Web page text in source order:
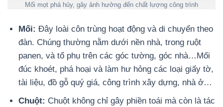
Mối mọt phá hủy, gây ảnh hưởng đến chất lượng công trình
Mối:Đây loài côn trùng hoạt động và di chuyển theo
đàn. Chúng thường nằm dưới nền nhà, trong ruột
panen, và tổ phụ trên các góc tường, góc nhà…Mối
đúc khoét, phá hoại và làm hư hỏng các loại giấy tờ,
tài liệu, đồ gỗ quý giá, công trình xây dựng, nhà ở…
Chuột: Chuột không chỉ gây phiền toái mà còn là tác